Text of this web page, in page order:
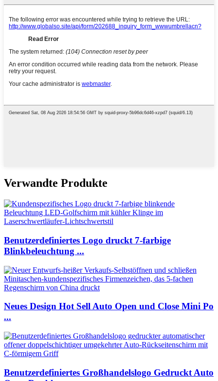
Verwandte Produkte
Benutzerdefiniertes Logo druckt 7-farbige
Blinkbeleuchtung ...
Neues Design Hot Sell Auto Open und Close Mini Po
...
Benutzerdefiniertes Großhandelslogo Gedruckt Auto